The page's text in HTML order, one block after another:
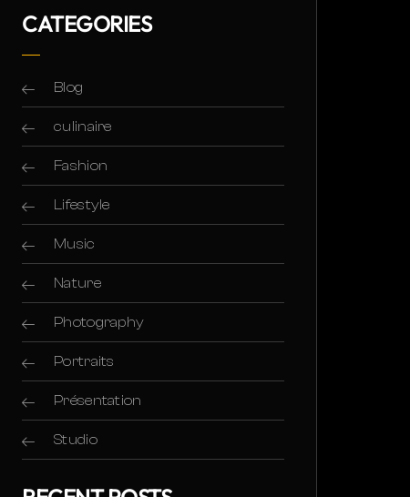
CATEGORIES
Blog
culinaire
Fashion
Lifestyle
Music
Nature
Photography
Portraits
Présentation
Studio